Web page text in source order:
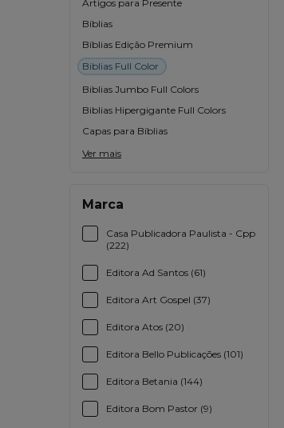
Artigos para Presente
Bíblias
Bíblias Edição Premium
Biblias Full Color
Biblias Jumbo Full Colors
Biblias Hipergigante Full Colors
Capas para Bíblias
Ver mais
Marca
Casa Publicadora Paulista - Cpp
(222)
Editora Ad Santos (61)
Editora Art Gospel (37)
Editora Atos (20)
Editora Bello Publicações (101)
Editora Betania (144)
Editora Bom Pastor (9)